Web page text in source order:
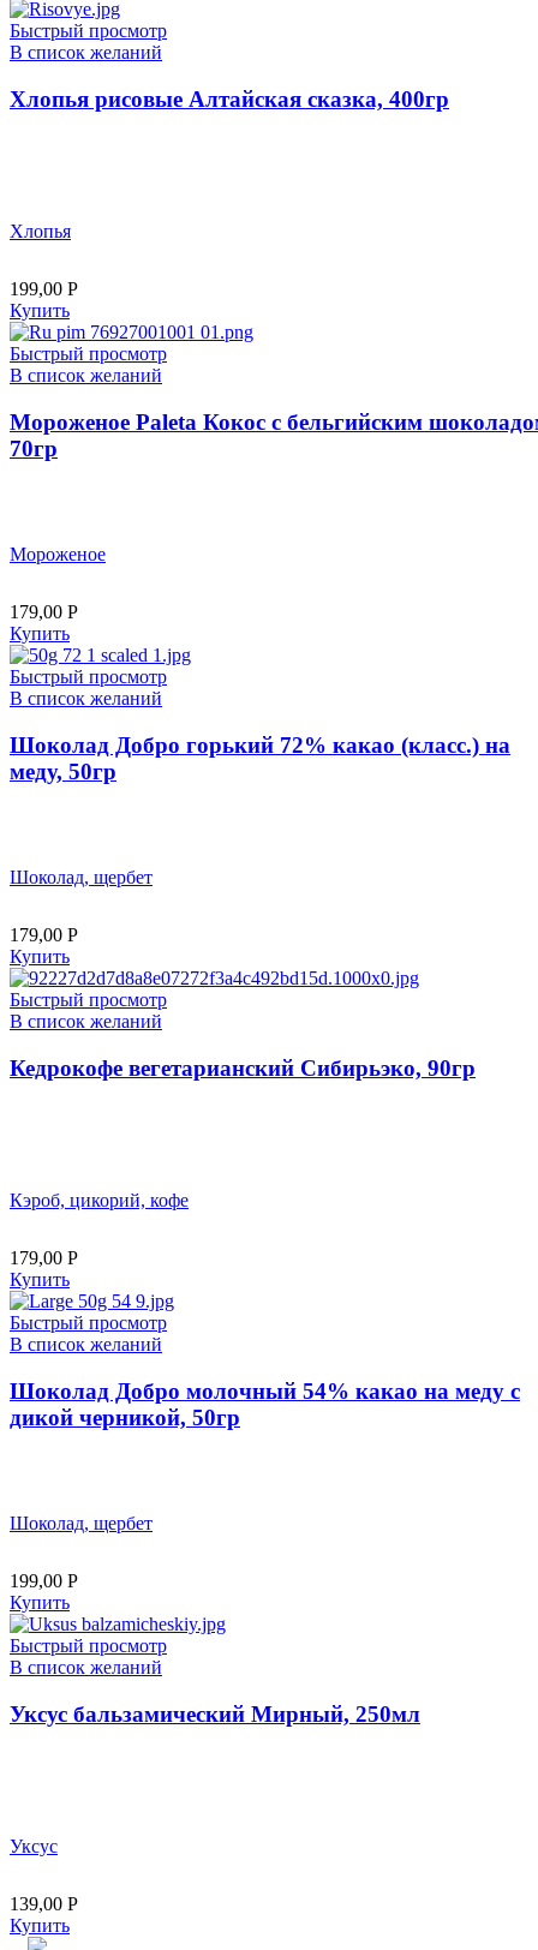
Быстрый просмотр
В список желаний
Хлопья рисовые Алтайская сказка, 400гр
Хлопья
199,00 Р
Купить
Быстрый просмотр
В список желаний
Мороженое Paleta Кокос с бельгийским
70гр
Мороженое
179,00 Р
Купить
Быстрый просмотр
В список желаний
Шоколад Добро горький 72% какао (класс.) на
меду, 50гр
Шоколад, щербет
179,00 Р
Купить
Быстрый просмотр
В список желаний
Кедрокофе вегетарианский Сибирьэко, 90гр
Кэроб, цикорий, кофе
179,00 Р
Купить
Быстрый просмотр
В список желаний
Шоколад Добро молочный 54% какао на меду с
дикой черникой, 50гр
Шоколад, щербет
199,00 Р
Купить
Быстрый просмотр
В список желаний
Уксус бальзамический Мирный, 250мл
Уксус
139,00 Р
Купить